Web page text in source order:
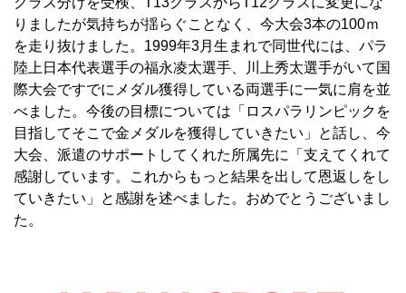
りましたが気持ちが揺らぐことなく、今大会3本の100ｍ
を走り抜けました。1999年3月生まれで同世代には、パラ
陸上日本代表選手の福永凌太選手、川上秀太選手がいて国
際大会ですでにメダル獲得している両選手に一気に肩を並
べました。今後の目標については「ロスパラリンピックを
目指してそこで金メダルを獲得していきたい」と話し、今
大会、派遣のサポートしてくれた所属先に「支えてくれて
感謝しています。これからもっと結果を出して恩返しをし
ていきたい」と感謝を述べました。おめでとうございまし
た。